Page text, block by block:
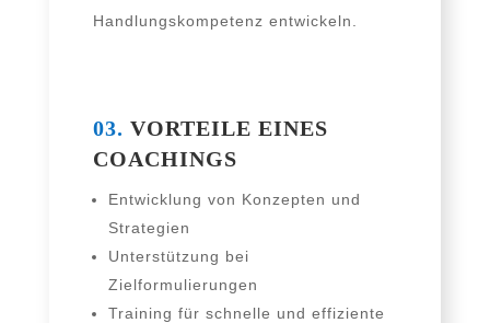
Handlungskompetenz entwickeln.
03. VORTEILE EINES
COACHINGS
Entwicklung von Konzepten und
Strategien
Unterstützung bei
Zielformulierungen
Training für schnel­le und effi­zi­en­te